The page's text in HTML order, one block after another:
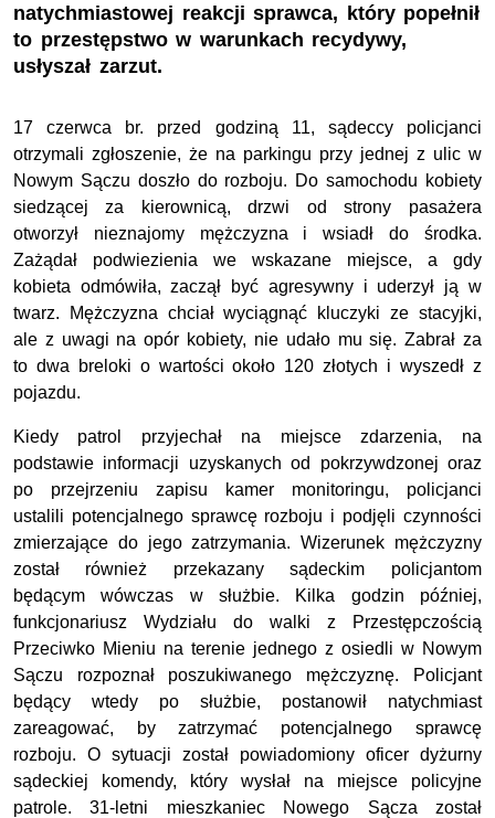
natychmiastowej reakcji sprawca, który popełnił
to przestępstwo w warunkach recydywy,
usłyszał zarzut.
17 czerwca br. przed godziną 11, sądeccy policjanci
otrzymali zgłoszenie, że na parkingu przy jednej z ulic w
Nowym Sączu doszło do rozboju. Do samochodu kobiety
siedzącej za kierownicą, drzwi od strony pasażera
otworzył nieznajomy mężczyzna i wsiadł do środka.
Zażądał podwiezienia we wskazane miejsce, a gdy
kobieta odmówiła, zaczął być agresywny i uderzył ją w
twarz. Mężczyzna chciał wyciągnąć kluczyki ze stacyjki,
ale z uwagi na opór kobiety, nie udało mu się. Zabrał za
to dwa breloki o wartości około 120 złotych i wyszedł z
pojazdu.
Kiedy patrol przyjechał na miejsce zdarzenia, na
podstawie informacji uzyskanych od pokrzywdzonej oraz
po przejrzeniu zapisu kamer monitoringu, policjanci
ustalili potencjalnego sprawcę rozboju i podjęli czynności
zmierzające do jego zatrzymania. Wizerunek mężczyzny
został również przekazany sądeckim policjantom
będącym wówczas w służbie. Kilka godzin później,
funkcjonariusz Wydziału do walki z Przestępczością
Przeciwko Mieniu na terenie jednego z osiedli w Nowym
Sączu rozpoznał poszukiwanego mężczyznę. Policjant
będący wtedy po służbie, postanowił natychmiast
zareagować, by zatrzymać potencjalnego sprawcę
rozboju. O sytuacji został powiadomiony oficer dyżurny
sądeckiej komendy, który wysłał na miejsce policyjne
patrole. 31-letni mieszkaniec Nowego Sącza został